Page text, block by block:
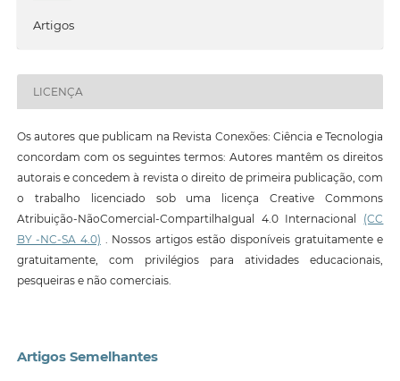
Artigos
LICENÇA
Os autores que publicam na Revista Conexões: Ciência e Tecnologia
concordam com os seguintes termos: Autores mantêm os direitos
autorais e concedem à revista o direito de primeira publicação, com
o trabalho licenciado sob uma licença Creative Commons
Atribuição-NãoComercial-CompartilhaIgual 4.0 Internacional (CC
BY -NC-SA 4.0) . Nossos artigos estão disponíveis gratuitamente e
gratuitamente, com privilégios para atividades educacionais,
pesqueiras e não comerciais.
Artigos Semelhantes